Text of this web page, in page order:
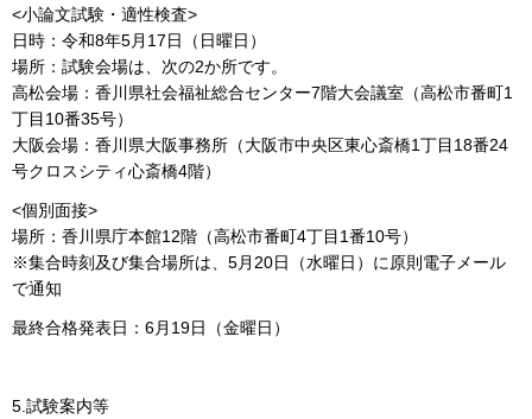
<小論文試験・適性検査>
日時：令和8年5月17日（日曜日）
場所：試験会場は、次の2か所です。
高松会場：香川県社会福祉総合センター7階大会議室（高松市番町1
丁目10番35号）
大阪会場：香川県大阪事務所（大阪市中央区東心斎橋1丁目18番24
号クロスシティ心斎橋4階）
<個別面接>
場所：香川県庁本館12階（高松市番町4丁目1番10号）
※集合時刻及び集合場所は、5月20日（水曜日）に原則電子メール
で通知
最終合格発表日：6月19日（金曜日）
5.試験案内等